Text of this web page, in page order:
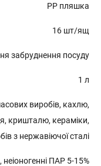
PP пляшка
16 шт/ящ
забруднення посуду
1 л
виробів, кахлю,
кришталю, кераміки,
з нержавіючої сталі
ПАР 5-15%